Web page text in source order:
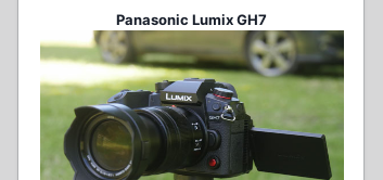
Panasonic Lumix GH7